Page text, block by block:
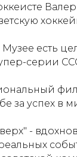
есть
серии
за успех в
-
Пушкинская